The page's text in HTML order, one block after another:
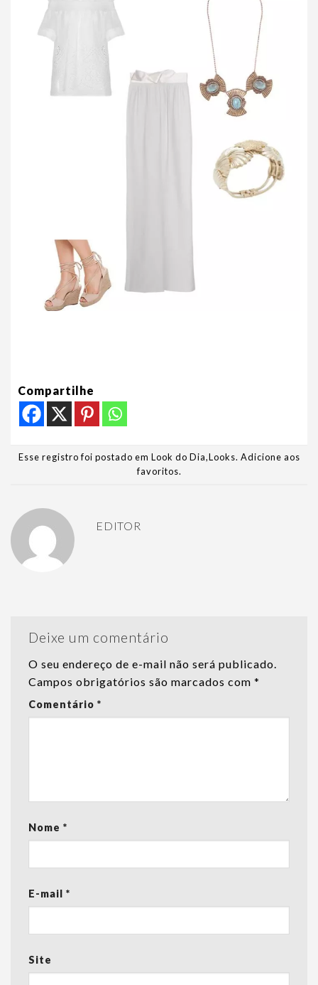
Compartilhe
Esse registro foi postado em Look do Dia,Looks. Adicione aos
favoritos.
EDITOR
Deixe um comentário
O seu endereço de e-mail não será publicado.
Campos obrigatórios são marcados com *
Comentário *
Nome *
E-mail *
Site